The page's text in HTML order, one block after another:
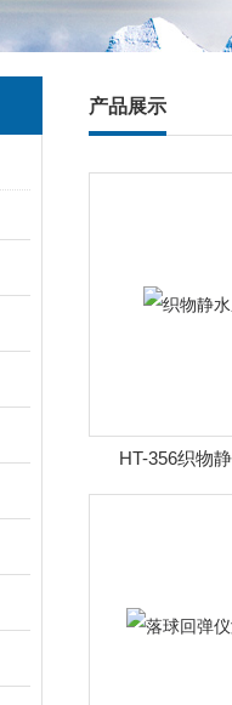
产品展示
HT-356织物